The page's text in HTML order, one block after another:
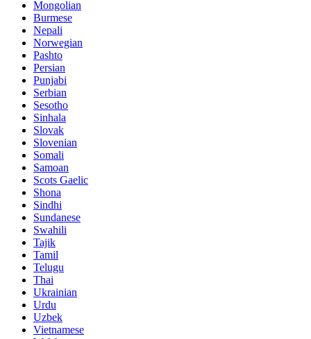
Mongolian
Burmese
Nepali
Norwegian
Pashto
Persian
Punjabi
Serbian
Sesotho
Sinhala
Slovak
Slovenian
Somali
Samoan
Scots Gaelic
Shona
Sindhi
Sundanese
Swahili
Tajik
Tamil
Telugu
Thai
Ukrainian
Urdu
Uzbek
Vietnamese